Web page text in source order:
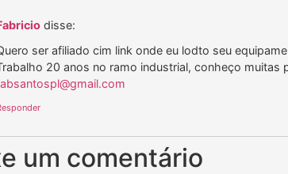
disse:
ser afiliado cim link onde eu lodto seu
20 anos no ramo industrial, conheço muitas
um comentário